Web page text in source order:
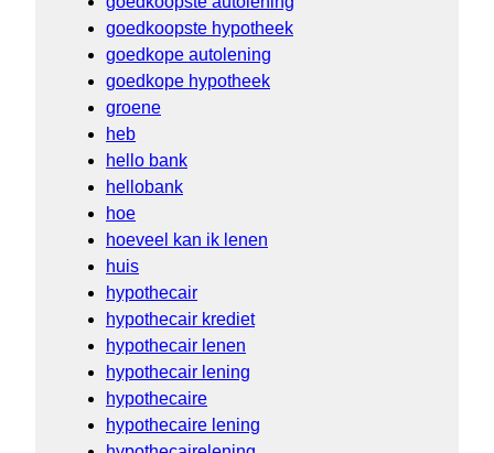
goedkoopste hypotheek
goedkope autolening
goedkope hypotheek
groene
heb
hello bank
hellobank
hoe
hoeveel kan ik lenen
huis
hypothecair
hypothecair krediet
hypothecair lenen
hypothecair lening
hypothecaire
hypothecaire lening